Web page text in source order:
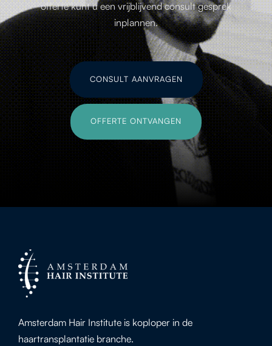
offerte kunt u een vrijblijvend consult gesprek
inplannen.
CONSULT AANVRAGEN
OFFERTE ONTVANGEN
Amsterdam Hair Institute is koploper in de
haartransplantatie branche.